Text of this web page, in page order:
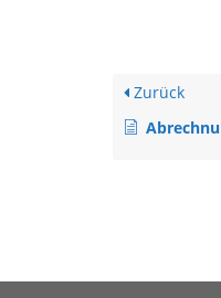
Zurück